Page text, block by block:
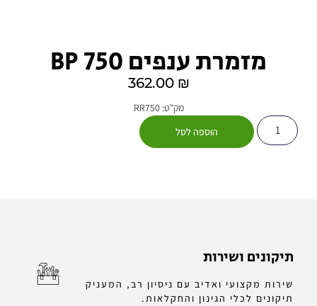
מזמרת ענפים BP 750
362.00 ₪
מק"ט: RR750
הוספה לסל
תיקונים ושירות
שירות מקצועי ואדיב עם ניסיון רב, המעניק
תיקונים לכלי הגינון והחקלאות.